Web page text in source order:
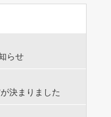
らせ
決まりました